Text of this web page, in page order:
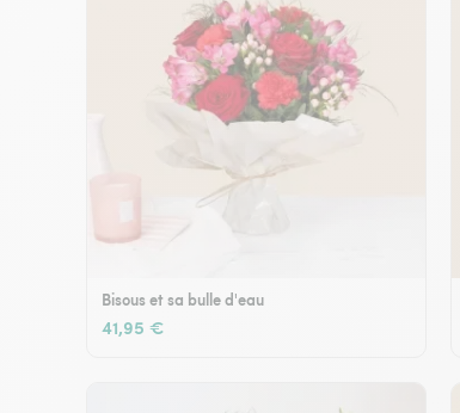
Bisous et sa bulle d'eau
41,95 €